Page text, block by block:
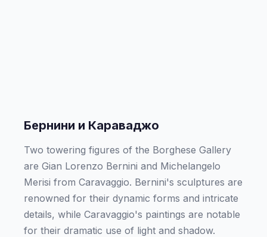
Бернини и Караваджо
Two towering figures of the Borghese Gallery
are Gian Lorenzo Bernini and Michelangelo
Merisi from Caravaggio. Bernini's sculptures are
renowned for their dynamic forms and intricate
details, while Caravaggio's paintings are notable
for their dramatic use of light and shadow.